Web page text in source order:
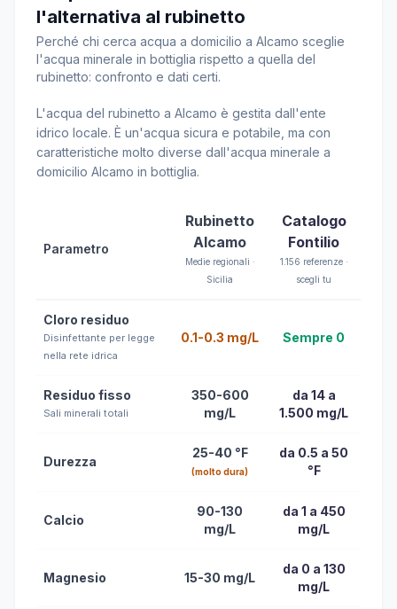
l'alternativa al rubinetto
Perché chi cerca acqua a domicilio a Alcamo sceglie
l'acqua minerale in bottiglia rispetto a quella del
rubinetto: confronto e dati certi.
L'acqua del rubinetto a Alcamo è gestita dall'ente
idrico locale. È un'acqua sicura e potabile, ma con
caratteristiche molto diverse dall'acqua minerale a
domicilio Alcamo in bottiglia.
Parametro
Rubinetto
Alcamo
Medie regionali ·
Sicilia
Catalogo
Fontilio
1.156 referenze ·
scegli tu
Cloro residuo
Disinfettante per legge
nella rete idrica
0.1-0.3 mg/L Sempre 0
Residuo fisso
Sali minerali totali
350-600
mg/L
da 14 a
1.500 mg/L
Durezza
25-40 °F
(molto dura)
da 0.5 a 50
°F
Calcio
90-130
mg/L
da 1 a 450
mg/L
Magnesio 15-30 mg/L
da 0 a 130
mg/L